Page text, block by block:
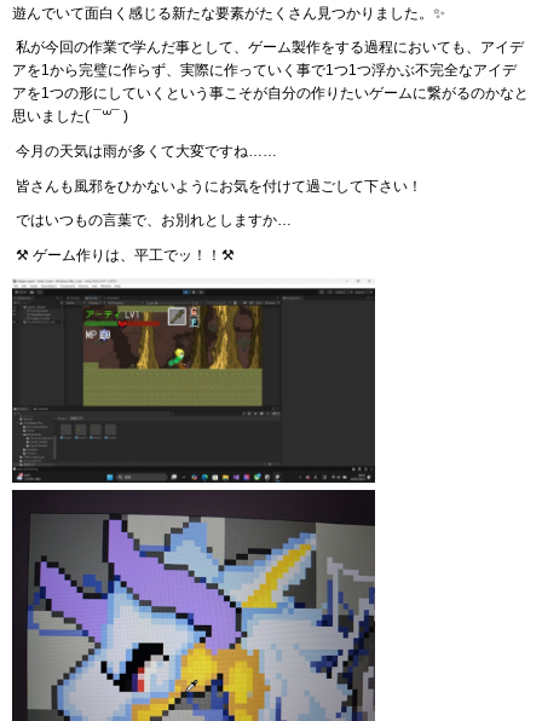
遊んでいて面白く感じる新たな要素がたくさん見つかりました。✨
私が今回の作業で学んだ事として、ゲーム製作をする過程においても、アイデ
アを1から完璧に作らず、実際に作っていく事で1つ1つ浮かぶ不完全なアイデ
アを1つの形にしていくという事こそが自分の作りたいゲームに繋がるのかなと
思いました( ¯꒳¯ )
今月の天気は雨が多くて大変ですね……
皆さんも風邪をひかないようにお気を付けて過ごして下さい！
ではいつもの言葉で、お別れとしますか…
⚒️ ゲーム作りは、平工でッ！！⚒️